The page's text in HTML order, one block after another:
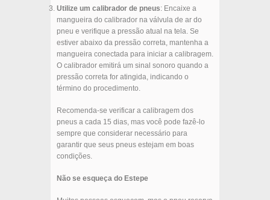
Utilize um calibrador de pneus: Encaixe a
mangueira do calibrador na válvula de ar do
pneu e verifique a pressão atual na tela. Se
estiver abaixo da pressão correta, mantenha a
mangueira conectada para iniciar a calibragem.
O calibrador emitirá um sinal sonoro quando a
pressão correta for atingida, indicando o
término do procedimento.
Recomenda-se verificar a calibragem dos
pneus a cada 15 dias, mas você pode fazê-lo
sempre que considerar necessário para
garantir que seus pneus estejam em boas
condições.
Não se esqueça do Estepe